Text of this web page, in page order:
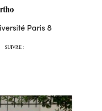
Paris 8
SUIVRE :